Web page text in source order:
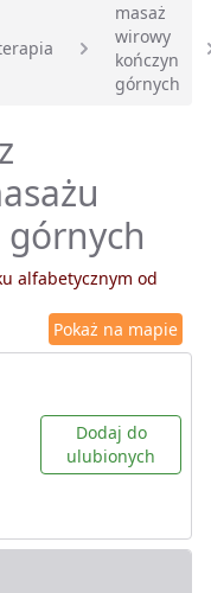
masaż
wirowy
kończyn
górnych
alfabetycznym od
Pokaż na mapie
Dodaj do
ulubionych